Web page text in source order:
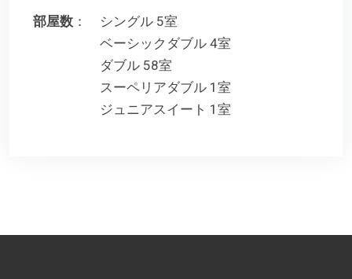
部屋数 ： シングル 5室
ベーシックダブル 4室
ダブル 58室
スーペリアダブル 1室
ジュニアスイート 1室